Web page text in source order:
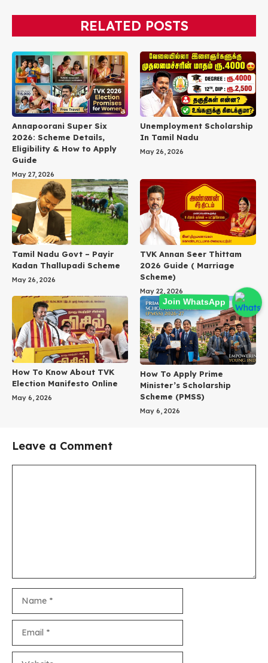
Join WhatsApp
RELATED POSTS
Annapoorani Super Six
2026: Scheme Details,
Eligibility & How to Apply
Guide
May 27, 2026
Unemployment Scholarship
In Tamil Nadu
May 26, 2026
Tamil Nadu Govt – Payir
Kadan Thallupadi Scheme
May 26, 2026
TVK Annan Seer Thittam
2026 Guide ( Marriage
Scheme)
May 22, 2026
How To Know About TVK
Election Manifesto Online
May 6, 2026
How To Apply Prime
Minister’s Scholarship
Scheme (PMSS)
May 6, 2026
Leave a Comment